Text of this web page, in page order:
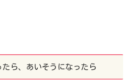
ら、あいそうになったら